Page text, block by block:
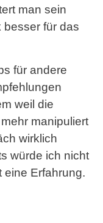
man sein
besser für das
für andere
weil die
manipuliert
wirklich
würde ich nicht
eine Erfahrung.